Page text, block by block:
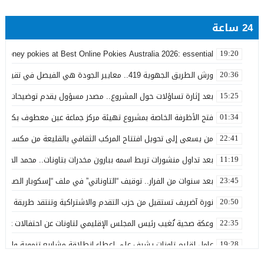
24 ساعة
19:20
pokies at Best Online Pokies Australia 2026: essential
20:36 ورش الطريق الجهوية 419.. معايير الجودة هي الفيصل في تقييم مشاريع البنية التحتية
15:25 بعد إثارة تساؤلات حول المشروع.. مصدر مسؤول يقدم توضيحات
01:34 فتح الأظرفة الخاصة بمشروع تهيئة مركز جماعة عين معطوف بكلفة تناهز 22.86
22:41 من يسعى إلى تحويل افتتاح المركب الثقافي بالقليعة من مكسب
11:19 بعد تداول منشورات تربط اسمه ببارون مخدرات بتاونات.. محمد
23:45 بعد سنوات من الفرار.. توقيف “التاوناتي” في ملف “إسكوبار
20:50 نورة آضريف تستقيل من حزب التقدم والاشتراكية وتنتقد طريقة
22:35 وعكة صحية تُغيب رئيس المجلس الإقليمي لتاونات عن احتفالات
19:28 عامل إقليم تاونات يشرف على إعطاء انطلاقة مشاريع تنموية